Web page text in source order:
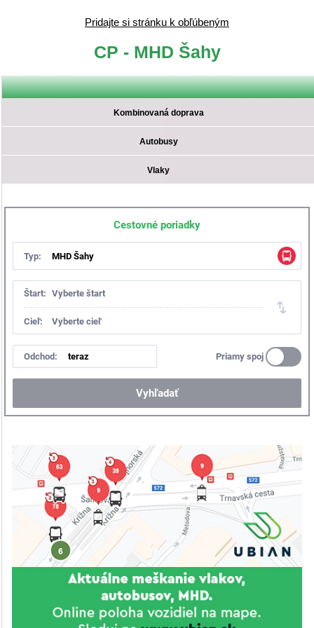
Pridajte si stránku k obľúbeným
CP - MHD Šahy
Kombinovaná doprava
Autobusy
Vlaky